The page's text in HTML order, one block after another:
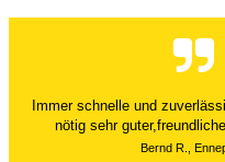
Der Versand ist immer
abgewickelt. Grossartig.
Alubeutel.